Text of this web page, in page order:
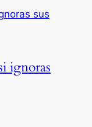
ignoras